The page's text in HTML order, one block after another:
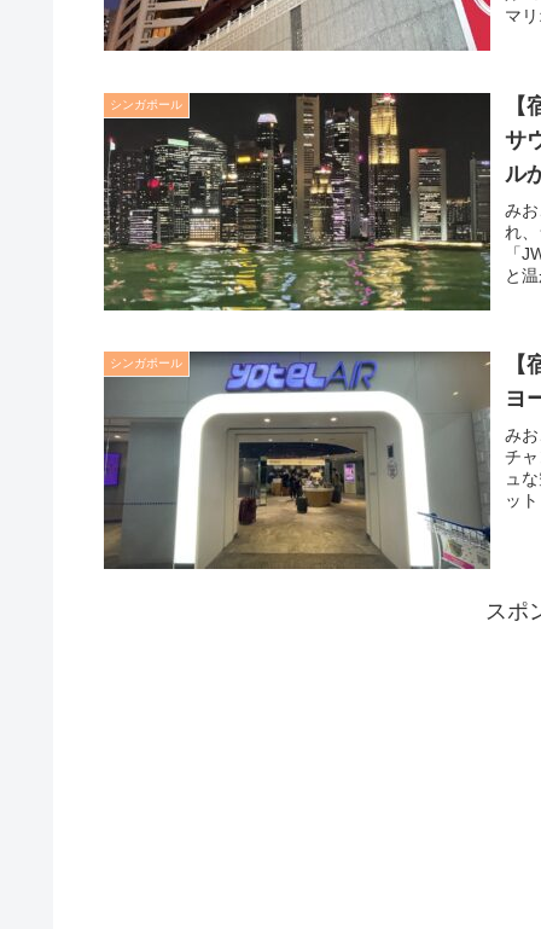
マ
シンガポール
サ
ル
み
れ
「
と
シンガポール
ヨ
み
チ
ュ
ッ
スポ